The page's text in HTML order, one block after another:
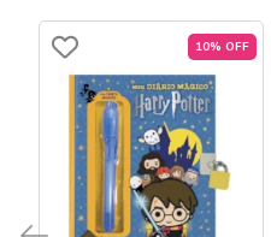
10% OFF